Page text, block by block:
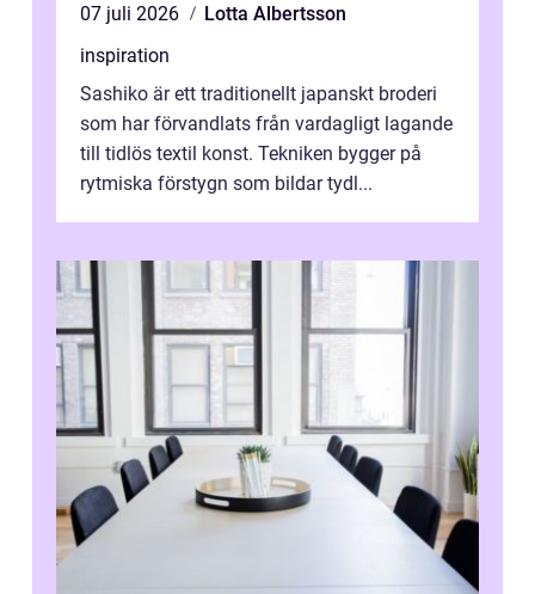
07 juli 2026
Lotta Albertsson
inspiration
Sashiko är ett traditionellt japanskt broderi
som har förvandlats från vardagligt lagande
till tidlös textil konst. Tekniken bygger på
rytmiska förstygn som bildar tydl...